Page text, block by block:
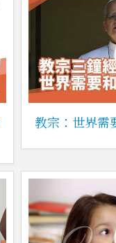
教宗：世界需